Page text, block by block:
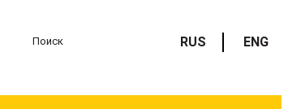
Поиск RUS ENG